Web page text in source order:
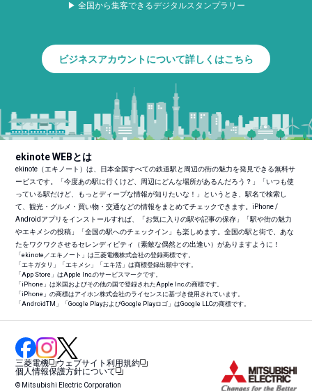
▶ 全国から集客できるデジタルスタンプラリー
ビジネスアカウントについて詳しくはこちら
ekinote WEBとは
ekinote（エキノート）は、日本全国すべての鉄道駅と周辺の街の魅力を発見できる無料サ
ービスです。「今度あの駅に行くけど、周辺にどんな場所があるんだろう？」「いつも使
っている駅だけど、もっとディープな情報が知りたいな！」というとき、駅名で検索し
て、観光・グルメ・買い物・交通などの情報をまとめてチェックできます。iPhone /
Androidアプリをインストールすれば、「お気に入りの駅や記事の保存」「駅や街の魅力
やエキメシの投稿」「全国の駅へのチェックイン」も楽しめます。全国の駅と街で、あな
たをワクワクさせるセレンディピティ（素敵な偶然との出逢い）がありますように！
「ekinote／エキノート」は三菱電機株式会社の登録商標です。
「エキガタリ」「エキメシ」「エキ活」は商標登録出願中です。
「App Store」はApple Inc.のサービスマークです。
「iPhone」は米国およびその他の国で登録されたApple Inc.の商標です。
「iPhone」の商標はアイホン株式会社のライセンスに基づき使用されています。
「AndroidTM 」「Google PlayおよびGoogle Playロゴ」はGoogle LLCの商標です。
三菱電機
ウェブサイト利用規約
個人情報保護方針について
© Mitsubishi Electric Corporation